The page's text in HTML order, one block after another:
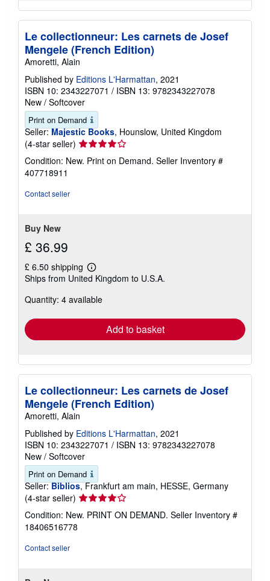
Le collectionneur: Les carnets de Josef
Mengele (French Edition)
Amoretti, Alain
Published by Editions L'Harmattan, 2021
ISBN 10: 2343227071 / ISBN 13: 9782343227078
New / Softcover
Print on Demand
Seller: Majestic Books, Hounslow, United Kingdom
(4-star seller) Seller
rating
4
Condition: New. Print on Demand. Seller Inventory #
407718911
Contact seller
Buy New
£ 36.99
£ 6.50 shipping
Learn
more
shipping
Ships from United Kingdom to U.S.A.
Quantity: 4 available
Add to basket
Le collectionneur: Les carnets de Josef
Mengele (French Edition)
Amoretti, Alain
Published by Editions L'Harmattan, 2021
ISBN 10: 2343227071 / ISBN 13: 9782343227078
New / Softcover
Print on Demand
Seller: Biblios, Frankfurt am main, HESSE, Germany
(4-star seller) Seller
rating
4
Condition: New. PRINT ON DEMAND. Seller Inventory #
18406516778
Contact seller